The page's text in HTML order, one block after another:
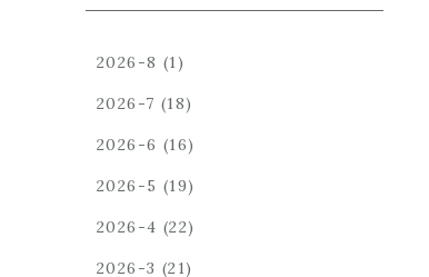
2026-8 (1)
2026-7 (18)
2026-6 (16)
2026-5 (19)
2026-4 (22)
2026-3 (21)